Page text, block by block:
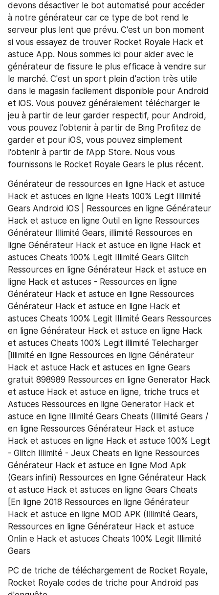
devons désactiver le bot automatisé pour accéder
à notre générateur car ce type de bot rend le
serveur plus lent que prévu. C'est un bon moment
si vous essayez de trouver Rocket Royale Hack et
astuce App. Nous sommes ici pour aider avec le
générateur de fissure le plus efficace à vendre sur
le marché. C'est un sport plein d'action très utile
dans le magasin facilement disponible pour Android
et iOS. Vous pouvez généralement télécharger le
jeu à partir de leur garder respectif, pour Android,
vous pouvez l'obtenir à partir de Bing Profitez de
garder et pour iOS, vous pouvez simplement
l'obtenir à partir de l'App Store. Nous vous
fournissons le Rocket Royale Gears le plus récent.
Générateur de ressources en ligne Hack et astuce
Hack et astuces en ligne Heats 100% Legit Illimité
Gears Android iOS | Ressources en ligne Générateur
Hack et astuce en ligne Outil en ligne Ressources
Générateur Illimité Gears, illimité Ressources en
ligne Générateur Hack et astuce en ligne Hack et
astuces Cheats 100% Legit Illimité Gears Glitch
Ressources en ligne Générateur Hack et astuce en
ligne Hack et astuces - Ressources en ligne
Générateur Hack et astuce en ligne Ressources
Générateur Hack et astuce en ligne Hack et
astuces Cheats 100% Legit Illimité Gears Ressources
en ligne Générateur Hack et astuce en ligne Hack
et astuces Cheats 100% Legit illimité Telecharger
[illimité en ligne Ressources en ligne Générateur
Hack et astuce Hack et astuces en ligne Gears
gratuit 898989 Ressources en ligne Generator Hack
et astuce Hack et astuce en ligne, triche trucs et
Astuces Ressources en ligne Generator Hack et
astuce en ligne Illimité Gears Cheats (Illimité Gears /
en ligne Ressources Générateur Hack et astuce
Hack et astuces en ligne Hack et astuce 100% Legit
- Glitch Illimité - Jeux Cheats en ligne Ressources
Générateur Hack et astuce en ligne Mod Apk
(Gears infini) Ressources en ligne Générateur Hack
et astuce Hack et astuces en ligne Gears Cheats
[En ligne 2018 Ressources en ligne Générateur
Hack et astuce en ligne MOD APK (Illimité Gears,
Ressources en ligne Générateur Hack et astuce
Onlin e Hack et astuces Cheats 100% Legit Illimité
Gears
PC de triche de téléchargement de Rocket Royale,
Rocket Royale codes de triche pour Android pas